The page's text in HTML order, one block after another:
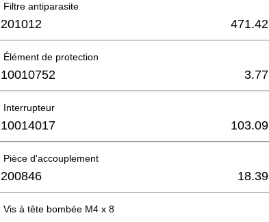
Filtre antiparasite
201012 471.42
Élément de protection
10010752 3.77
Interrupteur
10014017 103.09
Pièce d'accouplement
200846 18.39
Vis à tête bombée M4 x 8